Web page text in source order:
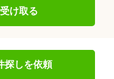
け取る
探しを依頼